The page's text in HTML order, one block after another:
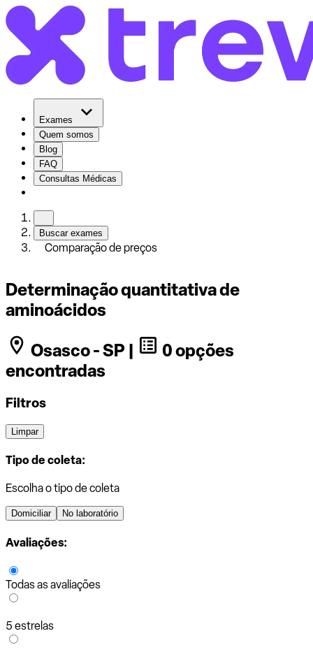
Exames
Quem somos
Blog
FAQ
Consultas Médicas
Buscar exames
Comparação de preços
Determinação quantitativa de
aminoácidos
Osasco - SP |
0 opções
encontradas
Filtros
Limpar
Tipo de coleta:
Escolha o tipo de coleta
Domiciliar No laboratório
Avaliações:
Todas as avaliações
5 estrelas